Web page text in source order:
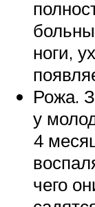
ноги,
Рожа.
у
4
чего